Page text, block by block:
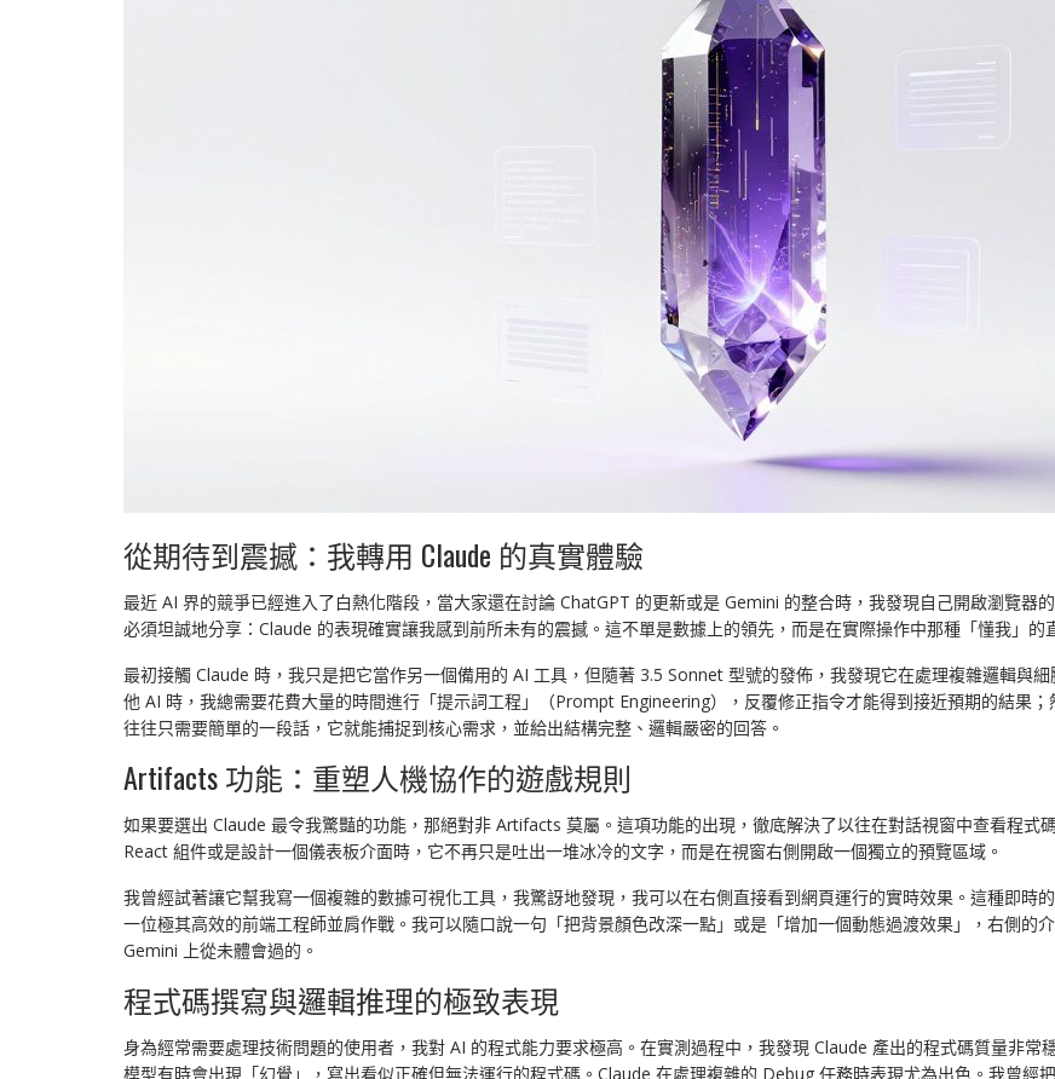
從期待到震撼：我轉用 Claude 的真實體驗
最近 AI 界的競爭已經進入了白熱化階段，當大家還在討論 ChatGPT 的更新或是 Gemini 的整合時，我發現自己開啟瀏覽器
必須坦誠地分享：Claude 的表現確實讓我感到前所未有的震撼。這不單是數據上的領先，而是在實際操作中那種「懂我」
最初接觸 Claude 時，我只是把它當作另一個備用的 AI 工具，但隨著 3.5 Sonnet 型號的發佈，我發現它在處理複雜邏輯與
他 AI 時，我總需要花費大量的時間進行「提示詞工程」（Prompt Engineering），反覆修正指令才能得到接近預期的結果
往往只需要簡單的一段話，它就能捕捉到核心需求，並給出結構完整、邏輯嚴密的回答。
Artifacts 功能：重塑人機協作的遊戲規則
如果要選出 Claude 最令我驚豔的功能，那絕對非 Artifacts 莫屬。這項功能的出現，徹底解決了以往在對話視窗中查看程式
React 組件或是設計一個儀表板介面時，它不再只是吐出一堆冰冷的文字，而是在視窗右側開啟一個獨立的預覽區域。
我曾經試著讓它幫我寫一個複雜的數據可視化工具，我驚訝地發現，我可以在右側直接看到網頁運行的實時效果。這種即時
一位極其高效的前端工程師並肩作戰。我可以隨口說一句「把背景顏色改深一點」或是「增加一個動態過渡效果」，右側的
Gemini 上從未體會過的。
程式碼撰寫與邏輯推理的極致表現
身為經常需要處理技術問題的使用者，我對 AI 的程式能力要求極高。在實測過程中，我發現 Claude 產出的程式碼質量非
模型有時會出現「幻覺」，寫出看似正確但無法運行的程式碼。Claude 在處理複雜的 Debug 任務時表現尤為出色。我曾